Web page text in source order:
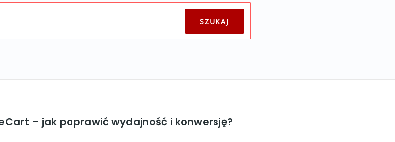
– jak poprawić wydajność i konwersję?